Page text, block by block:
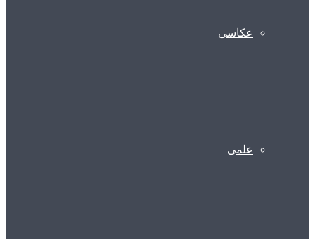
عکاسی
علمی